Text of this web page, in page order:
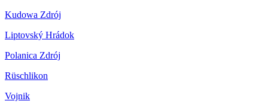
Kudowa Zdrój
Liptovský Hrádok
Polanica Zdrój
Rüschlikon
Vojnik